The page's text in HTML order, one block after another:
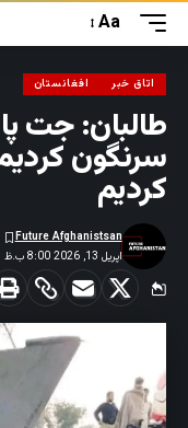
Aa
اتاق خبر افغانستان
طالبان: جت
سرنگون
کردیم
اپریل 13, 2026 8:00 ب.ظ
Future Afghanistsan